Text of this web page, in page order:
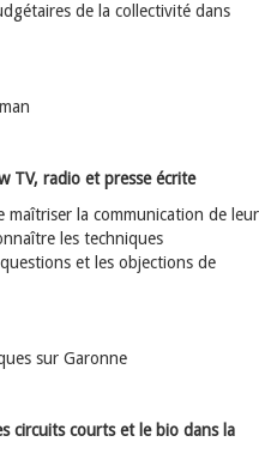
de la collectivité dans
TV, radio et presse écrite
maîtriser la communication de leur
les techniques
et les objections de
sur Garonne
circuits courts et le bio dans la